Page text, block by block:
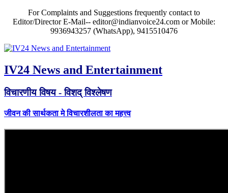
For Complaints and Suggestions frequently contact to
Editor/Director E-Mail-- editor@indianvoice24.com or Mobile:
9936943257 (WhatsApp), 9415510476
IV24 News and Entertainment
विचारणीय विषय - विशद् विश्लेषण
जीवन की सार्थकता मे विचारशीलता का महत्त्व